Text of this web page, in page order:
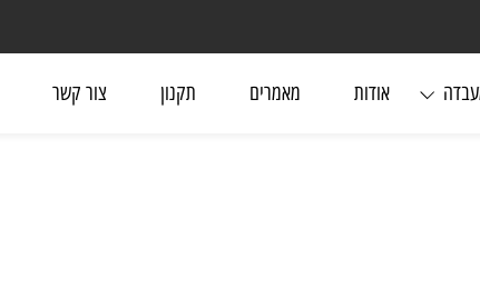
אודות מאמרים תקנון צור קשר